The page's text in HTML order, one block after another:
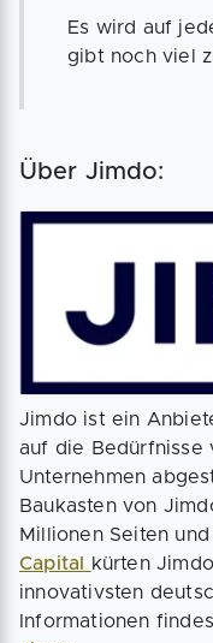
Es wird auf
gibt noch viel
Über Jimdo:
Jimdo ist ein
auf die Bedürfnisse
Unternehmen
Baukasten von
Millionen Seiten
Capital
kürten
innovativsten
Informationen